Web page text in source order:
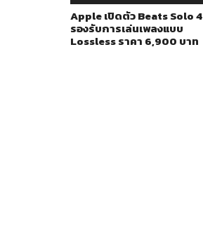
Apple เปิดตัว Beats Solo 4
รองรับการเล่นเพลงแบบ
Lossless ราคา 6,900 บาท